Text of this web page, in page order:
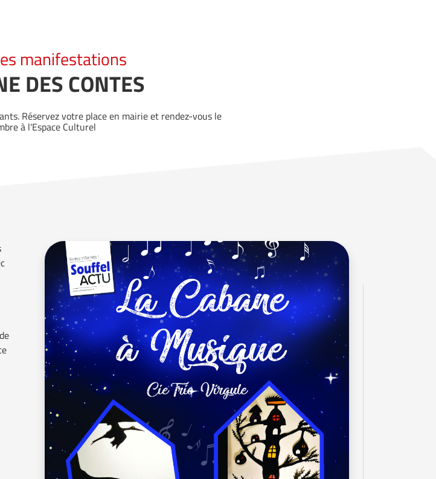
manifestations
DES CONTES
Réservez votre place en mairie et rendez-vous le
à l'Espace Culturel